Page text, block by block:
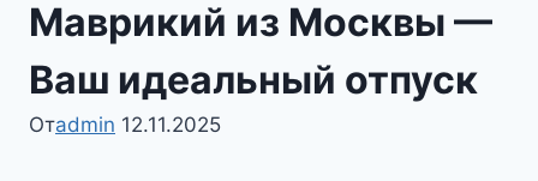
Маврикий из Москвы —
Ваш идеальный отпуск
Отadmin 12.11.2025